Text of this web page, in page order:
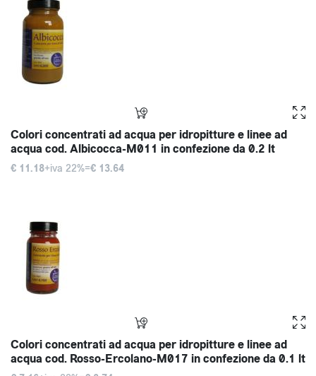
Colori concentrati ad acqua per idropitture e linee ad
acqua cod. Albicocca-M011 in confezione da 0.2 lt
€ 11.18+iva 22%=€ 13.64
Colori concentrati ad acqua per idropitture e linee ad
acqua cod. Rosso-Ercolano-M017 in confezione da 0.1 lt